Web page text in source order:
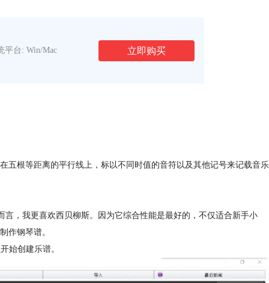
平台: Win/Mac 立即购买
五根等距离的平行线上，标以不同时值的音符以及其他记号来记载音乐
言，我更喜欢西贝柳斯。因为它综合性能是最好的，不仅适合新手小
作钢琴谱。
始创建乐谱。